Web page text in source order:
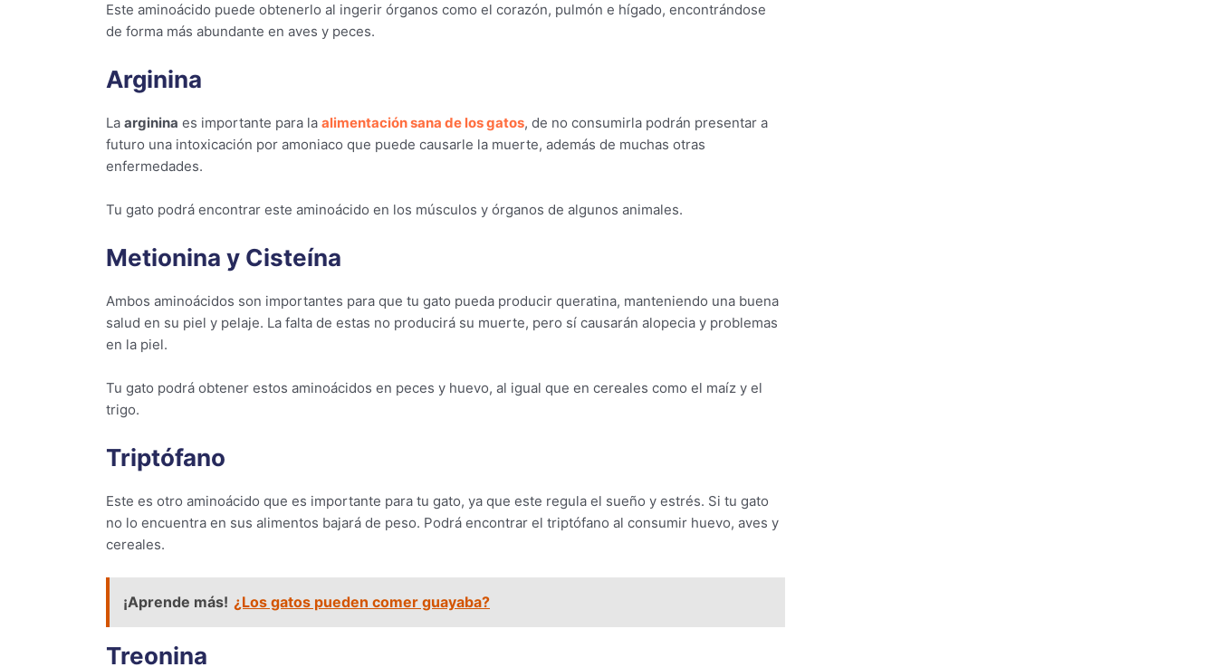
Este aminoácido puede obtenerlo al ingerir órganos como el corazón, pulmón e hígado, encontrándose
de forma más abundante en aves y peces.
Arginina
La arginina es importante para la alimentación sana de los gatos, de no consumirla podrán presentar a
futuro una intoxicación por amoniaco que puede causarle la muerte, además de muchas otras
enfermedades.
Tu gato podrá encontrar este aminoácido en los músculos y órganos de algunos animales.
Metionina y Cisteína
Ambos aminoácidos son importantes para que tu gato pueda producir queratina, manteniendo una buena
salud en su piel y pelaje. La falta de estas no producirá su muerte, pero sí causarán alopecia y problemas
en la piel.
Tu gato podrá obtener estos aminoácidos en peces y huevo, al igual que en cereales como el maíz y el
trigo.
Triptófano
Este es otro aminoácido que es importante para tu gato, ya que este regula el sueño y estrés. Si tu gato
no lo encuentra en sus alimentos bajará de peso. Podrá encontrar el triptófano al consumir huevo, aves y
cereales.
¡Aprende más! ¿Los gatos pueden comer guayaba?
Treonina